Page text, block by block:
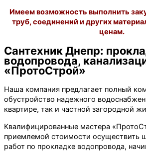
Имеем возможность выполнить
труб, соединений и других
ценам.
Сантехник Днепр:
водопровода,
«ПротоСтрой»
Наша компания предлагает полный
обустройство надежного
квартире, так и частной загородной
Квалифицированные мастера
приемлемой стоимости осуществить
работ по прокладке водопровода,